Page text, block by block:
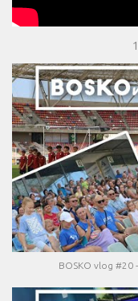
1
BOSKO vlog #20